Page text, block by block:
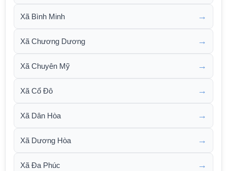
Xã Bình Minh →
Xã Chương Dương →
Xã Chuyên Mỹ →
Xã Cổ Đô →
Xã Dân Hòa →
Xã Dương Hòa →
Xã Đa Phúc →